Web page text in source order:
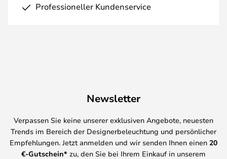
Professioneller Kundenservice
Newsletter
Verpassen Sie keine unserer exklusiven Angebote, neuesten
Trends im Bereich der Designerbeleuchtung und persönlicher
Empfehlungen. Jetzt anmelden und wir senden Ihnen einen 20
€-Gutschein* zu, den Sie bei Ihrem Einkauf in unserem